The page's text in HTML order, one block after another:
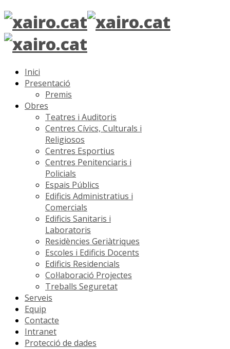
Inici
Presentació
Premis
Obres
Teatres i Auditoris
Centres Cívics, Culturals i
Religiosos
Centres Esportius
Centres Penitenciaris i
Policials
Espais Públics
Edificis Administratius i
Comercials
Edificis Sanitaris i
Laboratoris
Residències Geriàtriques
Escoles i Edificis Docents
Edificis Residencials
Col·laboració Projectes
Treballs Seguretat
Serveis
Equip
Contacte
Intranet
Protecció de dades